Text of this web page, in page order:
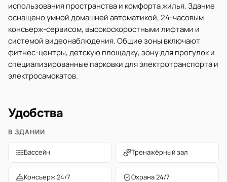
использования пространства и комфорта жилья. Здание
оснащено умной домашней автоматикой, 24-часовым
консьерж-сервисом, высокоскоростными лифтами и
системой видеонаблюдения. Общие зоны включают
фитнес-центры, детскую площадку, зону для прогулок и
специализированные парковки для электротранспорта и
электросамокатов.
Удобства
В ЗДАНИИ
Бассейн Тренажёрный зал
Консьерж 24/7 Охрана 24/7